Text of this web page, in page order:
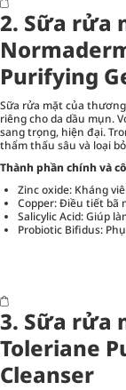
2. Sữa rửa
Purifying
Sữa rửa mặt của
riêng cho da dầu mụn.
sang trọng, hiện đại.
thẩm thấu sâu và loại
Thành phần chính và
Zinc oxide: Kháng
Copper: Điều tiết bã
Salicylic Acid: Giúp
Probiotic Bifidus:
3. Sữa rửa
Toleriane
Cleanser